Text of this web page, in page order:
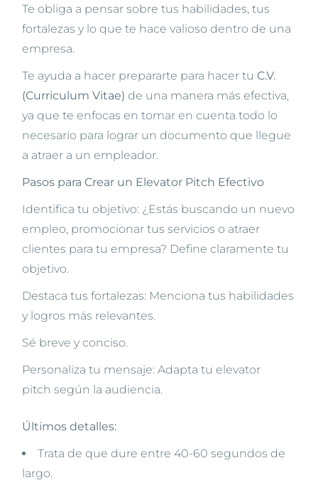
Te obliga a pensar sobre tus habilidades, tus
fortalezas y lo que te hace valioso dentro de una
empresa.
Te ayuda a hacer prepararte para hacer tuC.V.
(Curriculum Vitae) de una manera más efectiva,
ya que te enfocas en tomar en cuenta todo lo
necesario para lograr un documento que llegue
a atraer a un empleador.
Pasos para Crear un Elevator Pitch Efectivo
Identifica tu objetivo: ¿Estás buscando un nuevo
empleo, promocionar tus servicios o atraer
clientes para tu empresa? Define claramente tu
objetivo.
Destaca tus fortalezas: Menciona tus habilidades
y logros más relevantes.
Sé breve y conciso.
Personaliza tu mensaje: Adapta tu elevator
pitch según la audiencia.
Últimos detalles:
Trata de que dure entre 40-60 segundos de
largo.